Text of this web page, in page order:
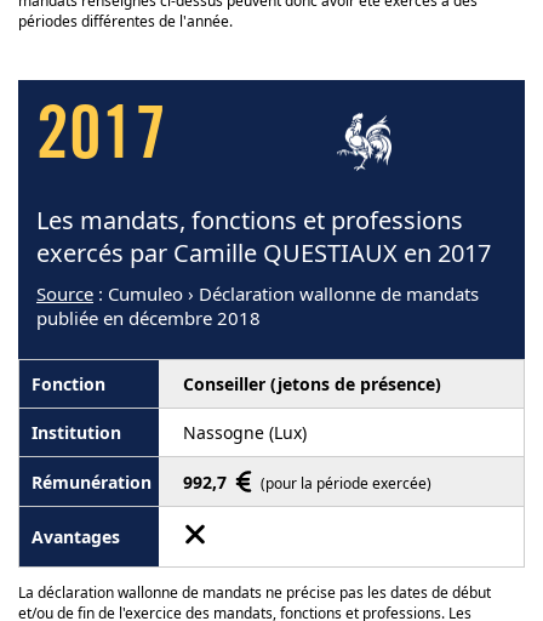
périodes différentes de l'année.
2017
Les mandats, fonctions et professions
exercés par Camille QUESTIAUX en 2017
Source : Cumuleo › Déclaration wallonne de mandats
publiée en décembre 2018
Conseiller (jetons de présence)
Nassogne (Lux)
992,7 (pour la période exercée)
La déclaration wallonne de mandats ne précise pas les dates de début
et/ou de fin de l'exercice des mandats, fonctions et professions. Les